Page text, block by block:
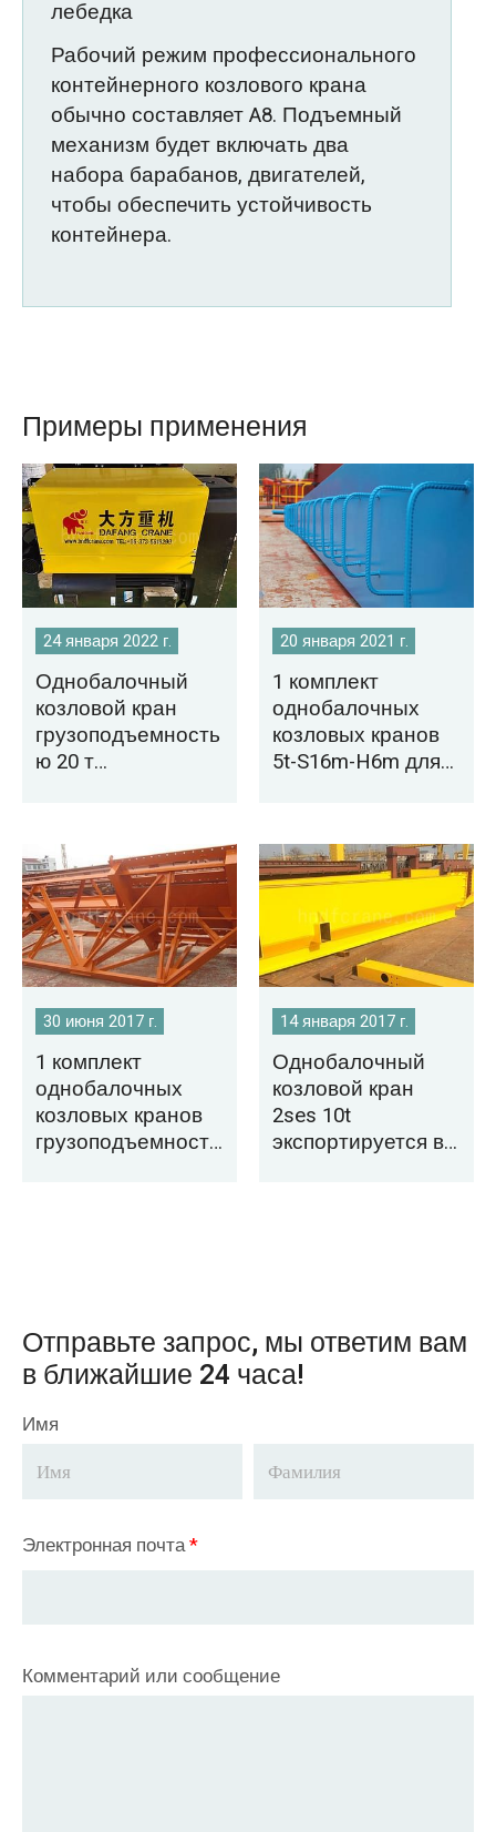
лебедка
Рабочий режим профессионального
контейнерного козлового крана
обычно составляет A8. Подъемный
механизм будет включать два
набора барабанов, двигателей,
чтобы обеспечить устойчивость
контейнера.
Примеры применения
24 января 2022 г.
Однобалочный
козловой кран
грузоподъемность
ю 20 т
20 января 2021 г.
1 комплект
однобалочных
козловых кранов
5t-S16m-H6m для
30 июня 2017 г.
1 комплект
однобалочных
козловых кранов
грузоподъемность
14 января 2017 г.
Однобалочный
козловой кран
2ses 10t
экспортируется в
Отправьте запрос, мы ответим вам
в ближайшие 24 часа!
Имя
Электронная почта*
Комментарий или сообщение